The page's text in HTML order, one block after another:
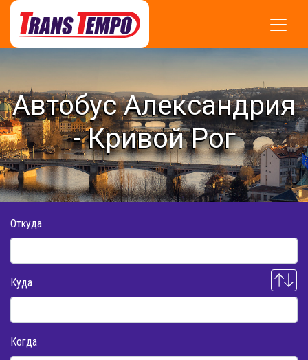
Автобус Александрия
- Кривой Рог
Откуда
Куда
Когда